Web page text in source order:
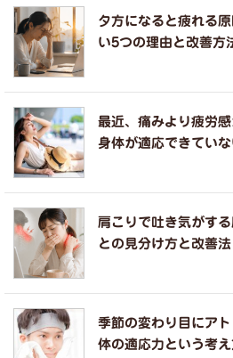
夕方になると疲れる
い5つの理由と改善方
最近、痛みより疲労
身体が適応できてい
肩こりで吐き気がす
との見分け方と改善法
季節の変わり目にア
体の適応力という考